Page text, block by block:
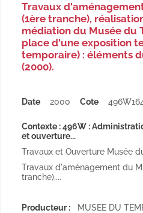
Travaux
(1ère tranche),
médiation du Musée du
place d'une exposition
temporaire) : éléments
(2000).
Date 2000 Cote
Contexte : 496W :
et ouverture...
Travaux et Ouverture Musée
Travaux d'aménagement du
tranche),...
Producteur : MUSEE DU